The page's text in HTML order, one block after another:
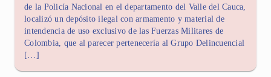
de la Policía Nacional en el departamento del Valle del Cauca,
localizó un depósito ilegal con armamento y material de
intendencia de uso exclusivo de las Fuerzas Militares de
Colombia, que al parecer pertenecería al Grupo Delincuencial
[…]